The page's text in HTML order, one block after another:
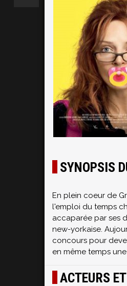
SYNOPSIS
En plein coeur de
l'emploi du temps
accaparée par ses
new-yorkaise.
concours pour
en même temps
ACTEURS